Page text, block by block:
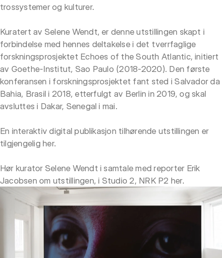
trossystemer og kulturer.
Kuratert av Selene Wendt, er denne utstillingen skapt i
forbindelse med hennes deltakelse i det tverrfaglige
forskningsprosjektet Echoes of the South Atlantic, initiert
av Goethe-Institut, Sao Paulo (2018-2020). Den første
konferansen i forskningsprosjektet fant sted i Salvador da
Bahia, Brasil i 2018, etterfulgt av Berlin in 2019, og skal
avsluttes i Dakar, Senegal i mai.
En interaktiv digital publikasjon tilhørende utstillingen er
tilgjengeligher.
Hør kurator Selene Wendt i samtale med reporter Erik
Jacobsen om utstillingen, i Studio 2, NRK P2 her.